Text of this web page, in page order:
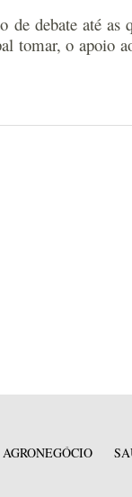
debate até as
tomar, o apoio
AGRONEGÓCIO